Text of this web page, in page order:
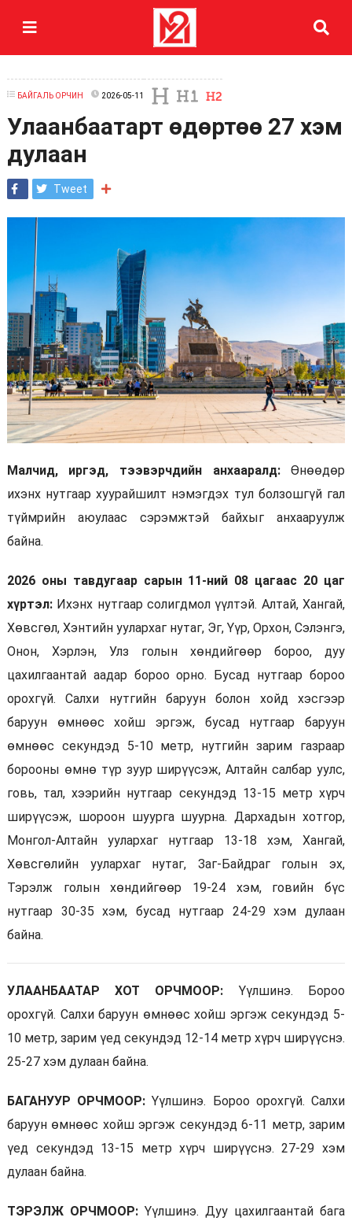
БАЙГАЛЬ ОРЧИН 2026-05-11
Улаанбаатарт өдөртөө 27 хэм
дулаан
Tweet
Малчид, иргэд, тээвэрчдийн анхааралд:Өнөөдөр
ихэнх нутгаар хуурайшилт нэмэгдэх тул болзошгүй гал
түймрийн аюулаас сэрэмжтэй байхыг анхааруулж
байна.
2026 оны тавдугаар сарын 11-ний 08 цагаас 20 цаг
хүртэл:Ихэнх нутгаар солигдмол үүлтэй. Алтай, Хангай,
Хөвсгөл, Хэнтийн уулархаг нутаг, Эг, Үүр, Орхон, Сэлэнгэ,
Онон, Хэрлэн, Улз голын хөндийгөөр бороо, дуу
цахилгаантай аадар бороо орно. Бусад нутгаар бороо
орохгүй. Салхи нутгийн баруун болон хойд хэсгээр
баруун өмнөөс хойш эргэж, бусад нутгаар баруун
өмнөөс секундэд 5-10 метр, нутгийн зарим газраар
борооны өмнө түр зуур ширүүсэж, Алтайн салбар уулс,
говь, тал, хээрийн нутгаар секундэд 13-15 метр хүрч
ширүүсэж, шороон шуурга шуурна. Дархадын хотгор,
Монгол-Алтайн уулархаг нутгаар 13-18 хэм, Хангай,
Хөвсгөлийн уулархаг нутаг, Заг-Байдраг голын эх,
Тэрэлж голын хөндийгөөр 19-24 хэм, говийн бүс
нутгаар 30-35 хэм, бусад нутгаар 24-29 хэм дулаан
байна.
УЛААНБААТАР ХОТ ОРЧМООР: Үүлшинэ. Бороо
орохгүй. Салхи баруун өмнөөс хойш эргэж секундэд 5-
10 метр, зарим үед секундэд 12-14 метр хүрч ширүүснэ.
25-27 хэм дулаан байна.
БАГАНУУР ОРЧМООР: Үүлшинэ. Бороо орохгүй. Салхи
баруун өмнөөс хойш эргэж секундэд 6-11 метр, зарим
үед секундэд 13-15 метр хүрч ширүүснэ. 27-29 хэм
дулаан байна.
ТЭРЭЛЖ ОРЧМООР:Үүлшинэ. Дуу цахилгаантай бага